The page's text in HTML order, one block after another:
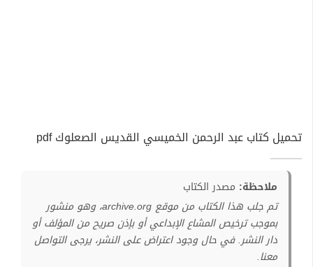
تحميل كتاب عبد الرحمن الخميسي القديس الصعلوك pdf
ملاحظة: مصدر الكتاب
تم جلب هذا الكتاب من موقع archive.org، وهو منشور
بموجب ترخيص المشاع الإبداعي أو بإذن صريح من المؤلف أو
دار النشر. في حال وجود اعتراض على النشر، يرجى التواصل
معنا.